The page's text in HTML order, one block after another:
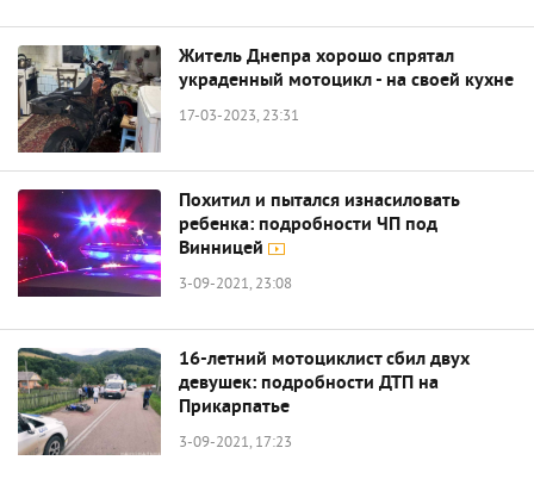
Житель Днепра хорошо спрятал
украденный мотоцикл - на своей кухне
17-03-2023, 23:31
Похитил и пытался изнасиловать
ребенка: подробности ЧП под
Винницей
3-09-2021, 23:08
16-летний мотоциклист сбил двух
девушек: подробности ДТП на
Прикарпатье
3-09-2021, 17:23